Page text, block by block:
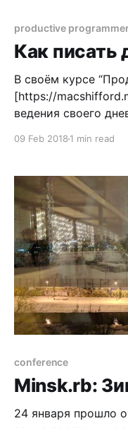
новые, хорошие
системы. Благо,
покупать новый
productive
Как писать
В своём курсе
[https://
ведения своего
Вероятно потому,
идеально, ведь
09 Feb 2018 1 min read
conference
Minsk.rb:
24 января прошло